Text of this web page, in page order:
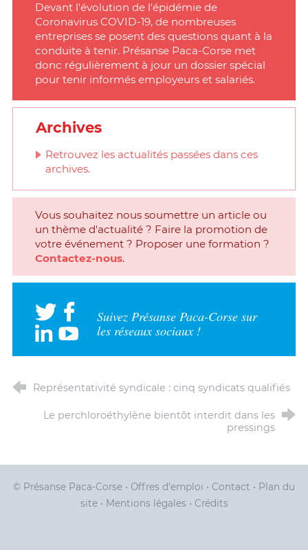
Devant l'évolution de l'épidémie de
Coronavirus COVID-19, de nombreuses
entreprises se posent des questions quant à la
conduite à tenir. Présanse Paca-Corse met
donc régulièrement à jour un dossier spécial
pour tenir informés employeurs et salariés.
Archives
Retrouvez les actualités passées dans ces
archives.
Vous souhaitez nous soumettre un article ou
un thème d'actualité ? Faire la promotion de
votre événement ? Proposer une formation ?
Contactez-nous.
Suivez Présanse Paca-Corse sur
les réseaux sociaux !
Représentativité syndicale : cinq syndicats qualifiés
Le perchloroéthylène bientôt interdit dans les
pressings
© Présanse Paca-Corse • Offres d’emploi • Contact • Plan du
site• Mentions légales • Crédits